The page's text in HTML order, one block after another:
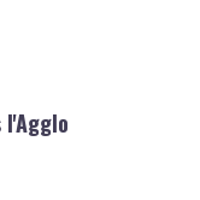
l'Agglo